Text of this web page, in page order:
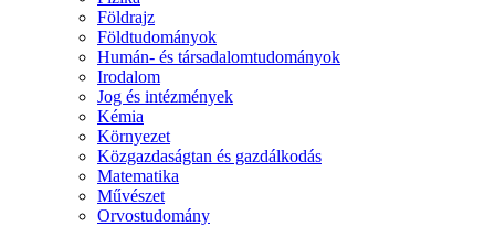
Földrajz
Földtudományok
Humán- és társadalomtudományok
Irodalom
Jog és intézmények
Kémia
Környezet
Közgazdaságtan és gazdálkodás
Matematika
Művészet
Orvostudomány